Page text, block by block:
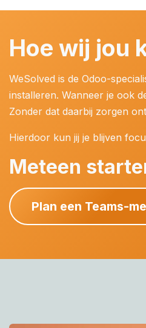
Hoe wij jou
WeSolved is de Odoo-
installeren. Wanneer je ook
Zonder dat daarbij zorgen
Hierdoor kun jij je blijven
Meteen
Plan een Teams-